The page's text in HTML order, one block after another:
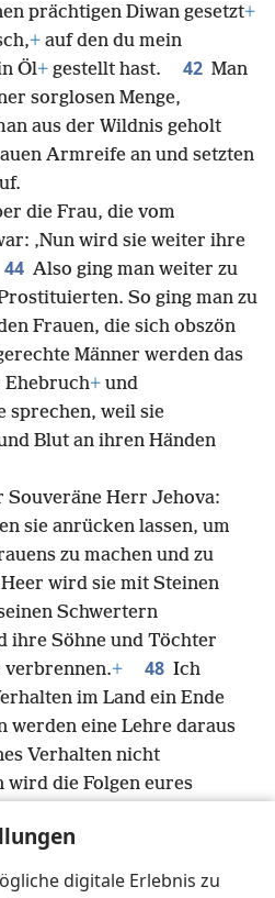
digitale Erlebnis zu
Schmuck angelegt.+
prächtigen Diwan gesetzt
+auf den du mein
Öl+gestellt hast.
sorglosen Menge,
aus der Wildnis geholt
Armreife an und setzten
die Frau, die vom
‚Nun wird sie weiter ihre
44 Also ging man weiter zu
So ging man zu
Frauen, die sich obszön
Männer werden das
Ehebruch+ und
sprechen, weil sie
Blut an ihren Händen
Souveräne Herr Jehova:
sie anrücken lassen, um
zu machen und zu
wird sie mit Steinen
Schwertern
Söhne und Töchter
verbrennen.+ 48 Ich
im Land ein Ende
eine Lehre daraus
Verhalten nicht
der Sünden, die ihr mit
getrieben habt, über euch